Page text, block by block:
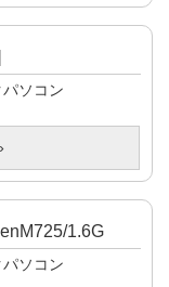
パソコン
1.6G
パソコン